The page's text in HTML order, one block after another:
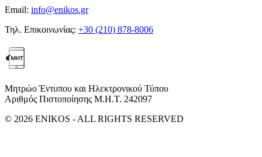
Email: info@enikos.gr
Τηλ. Επικοινωνίας: +30 (210) 878-8006
Μητρώο Έντυπου και Ηλεκτρονικού Τύπου
Αριθμός Πιστοποίησης Μ.Η.Τ. 242097
© 2026 ENIKOS - ALL RIGHTS RESERVED